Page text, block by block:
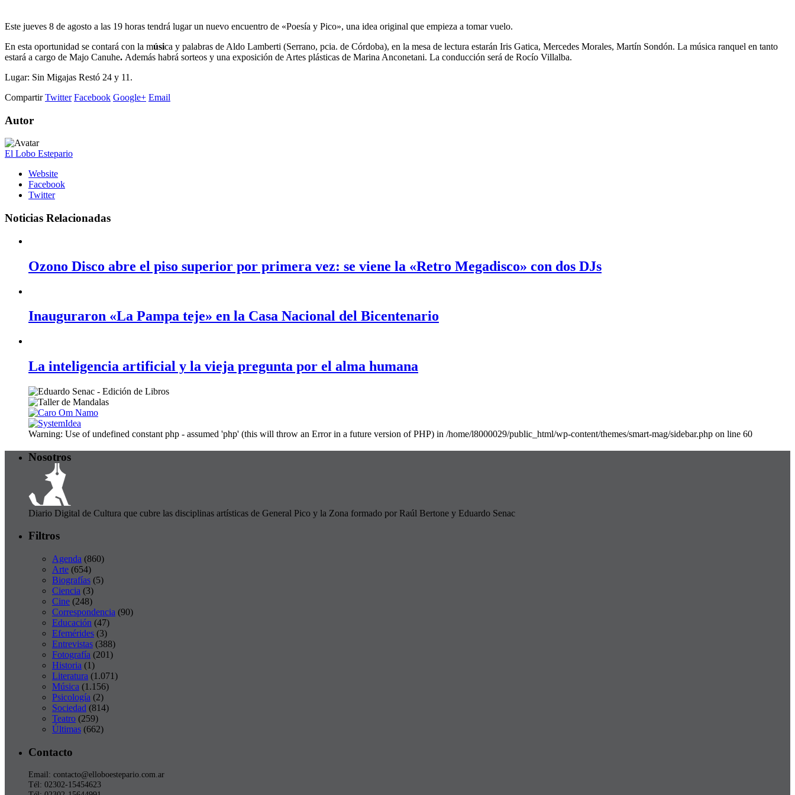
Este jueves 8 de agosto a las 19 horas tendrá lugar un nuevo encuentro de «Poesía y Pico», una idea original que empieza a tomar vuelo.
En esta oportunidad se contará con la música y palabras de Aldo Lamberti (Serrano, pcia. de Córdoba), en la mesa de lectura estarán Iris Gatica, Mercedes Morales, Martín Sondón. La música ranquel en tanto
estará a cargo de Majo Canuhe. Además habrá sorteos y una exposición de Artes plásticas de Marina Anconetani. La conducción será de Rocío Villalba.
Lugar: Sin Migajas Restó 24 y 11.
Compartir Twitter Facebook Google+ Email
Autor
El Lobo Estepario
Website
Facebook
Twitter
Noticias Relacionadas
Ozono Disco abre el piso superior por primera vez: se viene la «Retro Megadisco» con dos DJs
Inauguraron «La Pampa teje» en la Casa Nacional del Bicentenario
La inteligencia artificial y la vieja pregunta por el alma humana
Warning: Use of undefined constant php - assumed 'php' (this will throw an Error in a future version of PHP) in /home/l8000029/public_html/wp-content/themes/smart-mag/sidebar.php on line 60
Nosotros
Diario Digital de Cultura que cubre las disciplinas artísticas de General Pico y la Zona formado por Raúl Bertone y Eduardo Senac
Filtros
Agenda (860)
Arte (654)
Biografías (5)
Ciencia (3)
Cine (248)
Correspondencia (90)
Educación (47)
Efemérides (3)
Entrevistas (388)
Fotografía (201)
Historia (1)
Literatura (1.071)
Música (1.156)
Psicología (2)
Sociedad (814)
Teatro (259)
Últimas (662)
Contacto
Email: contacto@elloboestepario.com.ar
Tél: 02302-15454623